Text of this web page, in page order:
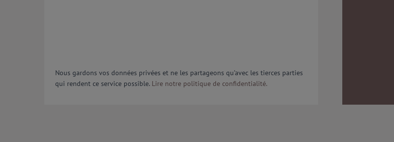
Nous gardons vos données privées et ne les partageons qu’avec les tierces parties
qui rendent ce service possible. Lire notre politique de confidentialité.